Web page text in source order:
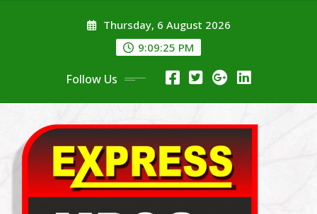
Thursday, 6 August 2026
9:09:26 PM
Follow Us